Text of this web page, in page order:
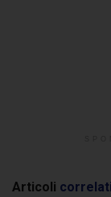
Articoli correlati